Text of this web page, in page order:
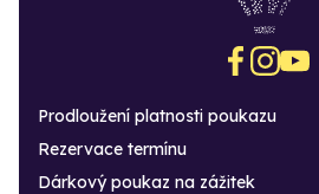
Prodloužení platnosti poukazu
Rezervace termínu
Dárkový poukaz na zážitek